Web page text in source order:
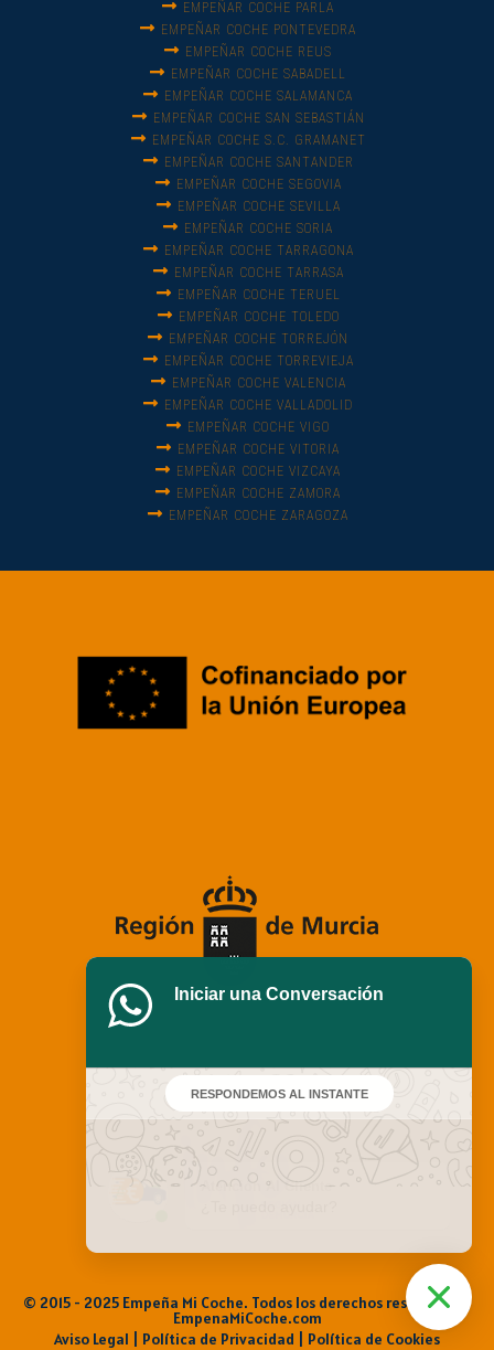
EMPEÑAR COCHE PARLA
EMPEÑAR COCHE PONTEVEDRA
EMPEÑAR COCHE REUS
EMPEÑAR COCHE SABADELL
EMPEÑAR COCHE SALAMANCA
EMPEÑAR COCHE SAN SEBASTIÁN
EMPEÑAR COCHE S.C. GRAMANET
EMPEÑAR COCHE SANTANDER
EMPEÑAR COCHE SEGOVIA
EMPEÑAR COCHE SEVILLA
EMPEÑAR COCHE SORIA
EMPEÑAR COCHE TARRAGONA
EMPEÑAR COCHE TARRASA
EMPEÑAR COCHE TERUEL
EMPEÑAR COCHE TOLEDO
EMPEÑAR COCHE TORREJÓN
EMPEÑAR COCHE TORREVIEJA
EMPEÑAR COCHE VALENCIA
EMPEÑAR COCHE VALLADOLID
EMPEÑAR COCHE VIGO
EMPEÑAR COCHE VITORIA
EMPEÑAR COCHE VIZCAYA
EMPEÑAR COCHE ZAMORA
EMPEÑAR COCHE ZARAGOZA
© 2015 - 2025 Empeña Mi Coche. Todos los derechos reservados |
EmpenaMiCoche.com
Aviso Legal
Política de Privacidad | Política de Cookies
Iniciar una Conversación
RESPONDEMOS AL INSTANTE
Atención Al Cliente
¿Te puedo ayudar?